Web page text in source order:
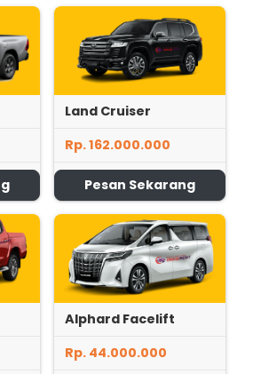
Land Cruiser
Rp. 162.000.000
Pesan Sekarang
Alphard Facelift
Rp. 44.000.000